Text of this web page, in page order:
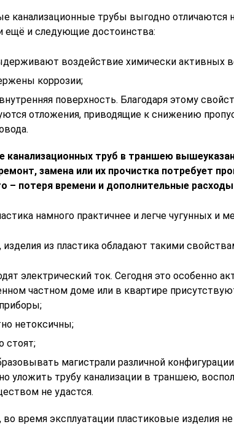
канализационные трубы выгодно отличаются
ещё и следующие достоинства:
воздействие химически активных
коррозии;
поверхность. Благодаря этому
отложения, приводящие к снижению
канализационных труб в траншею
замена или их прочистка потребует
– потеря времени и дополнительные
намного практичнее и легче чугунных и
изделия из пластика обладают такими
электрический ток. Сегодня это особенно
частном доме или в квартире
нетоксичны;
стоят;
магистрали различной
уложить трубу канализации в траншею,
не удастся.
во время эксплуатации пластиковые изделия